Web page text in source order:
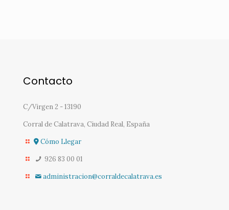
Contacto
C/Virgen 2 - 13190
Corral de Calatrava, Ciudad Real, España
Cómo Llegar
926 83 00 01
administracion@corraldecalatrava.es